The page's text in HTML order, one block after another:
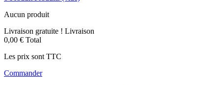
Aucun produit
Livraison gratuite ! Livraison
0,00 € Total
Les prix sont TTC
Commander